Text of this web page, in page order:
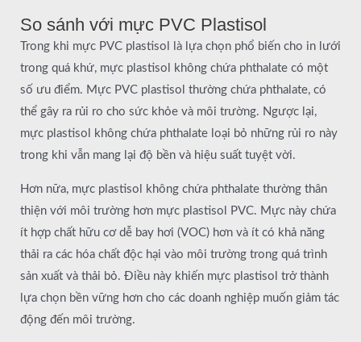
So sánh với mực PVC Plastisol
Trong khi mực PVC plastisol là lựa chọn phổ biến cho in lưới
trong quá khứ, mực plastisol không chứa phthalate có một
số ưu điểm. Mực PVC plastisol thường chứa phthalate, có
thể gây ra rủi ro cho sức khỏe và môi trường. Ngược lại,
mực plastisol không chứa phthalate loại bỏ những rủi ro này
trong khi vẫn mang lại độ bền và hiệu suất tuyệt vời.
Hơn nữa, mực plastisol không chứa phthalate thường thân
thiện với môi trường hơn mực plastisol PVC. Mực này chứa
ít hợp chất hữu cơ dễ bay hơi (VOC) hơn và ít có khả năng
thải ra các hóa chất độc hại vào môi trường trong quá trình
sản xuất và thải bỏ. Điều này khiến mực plastisol trở thành
lựa chọn bền vững hơn cho các doanh nghiệp muốn giảm tác
động đến môi trường.